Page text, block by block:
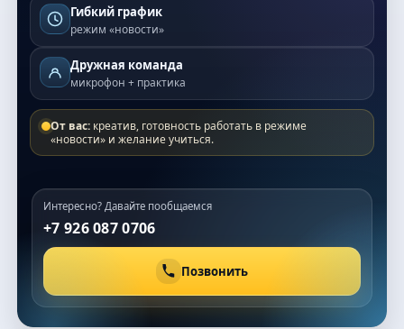
Гибкий график
режим «новости»
Дружная команда
микрофон + практика
От вас: креатив, готовность работать в режиме
«новости» и желание учиться.
Интересно? Давайте пообщаемся
+7 926 087 0706
Позвонить